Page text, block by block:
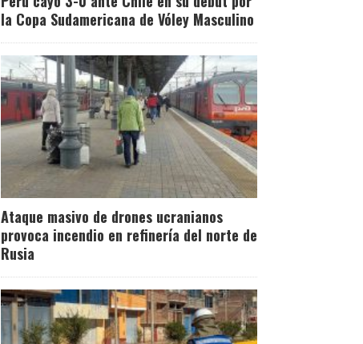
la Copa Sudamericana de Vóley Masculino
Ataque masivo de drones ucranianos
provoca incendio en refinería del norte de
Rusia